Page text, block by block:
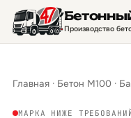
Производство
Главная · Бетон М100 ·
МАРКА НИЖЕ